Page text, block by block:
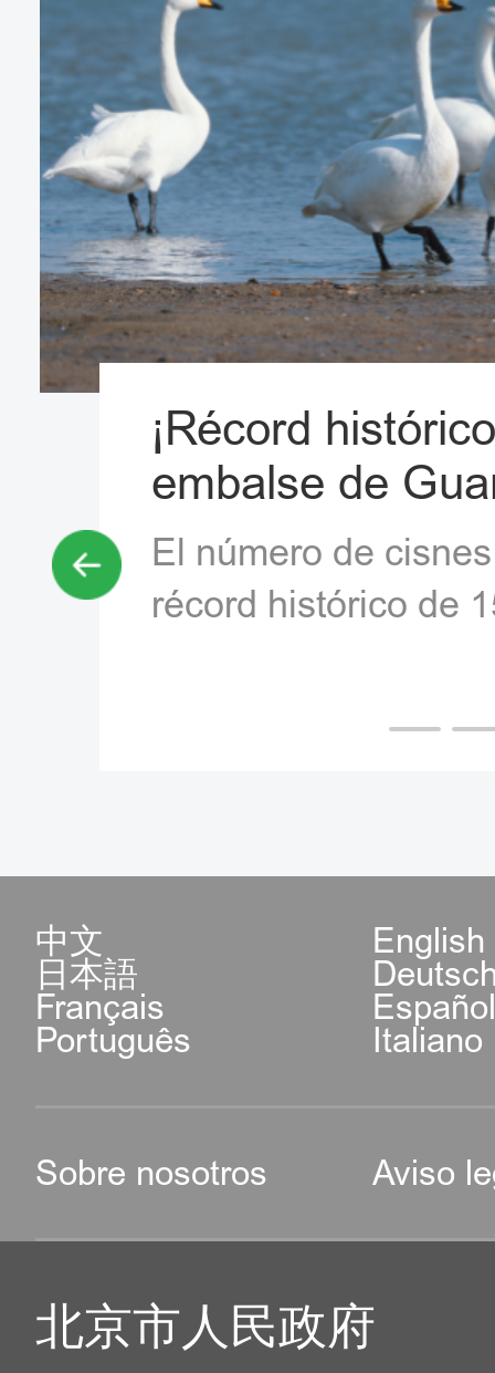
El embalse de
de aves
primavera
El 10 de marzo, el
alcanzó el período
中文 English
日本語
Français
Português Italiano
Sobre nosotros Aviso
北京市人民政府